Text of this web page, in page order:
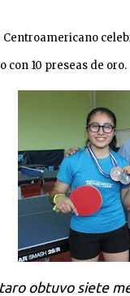
con 10 preseas de oro.
obtuvo siete